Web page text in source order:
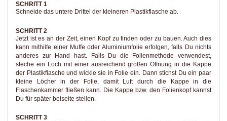
SCHRITT 1
Schneide das untere Drittel der kleineren Plastikflasche ab.
SCHRITT 2
Jetzt ist es an der Zeit, einen Kopf zu finden oder zu bauen. Auch dies
kann mithilfe einer Muffe oder Aluminiumfolie erfolgen, falls Du nichts
anderes zur Hand hast. Falls Du die Folienmethode verwendest,
steche ein Loch mit einer ausreichend großen Öffnung in die Kappe
der Plastikflasche und wickle sie in Folie ein. Dann stichst Du ein paar
kleine Löcher in der Folie, damit Luft durch die Kappe in die
Flaschenkammer fließen kann. Die Kappe bzw. den Folienkopf kannst
Du für später beiseite stellen.
SCHRITT 3